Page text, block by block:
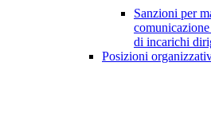
Sanzioni per
di incarichi
Posizioni